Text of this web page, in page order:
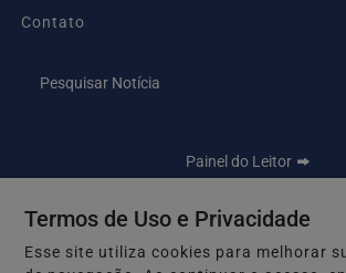
Contato
Pesquisar Notícia
Painel do Leitor
Seu Site - Todos os direitos
Termos de Uso e Privacidade
Esse site utiliza cookies para melhorar